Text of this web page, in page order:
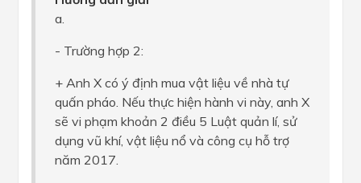
a.
- Trường hợp 2:
+ Anh X có ý định mua vật liệu về nhà tự
quấn pháo. Nếu thực hiện hành vi này, anh X
sẽ vi phạm khoản 2 điều 5 Luật quản lí, sử
dụng vũ khí, vật liệu nổ và công cụ hỗ trợ
năm 2017.